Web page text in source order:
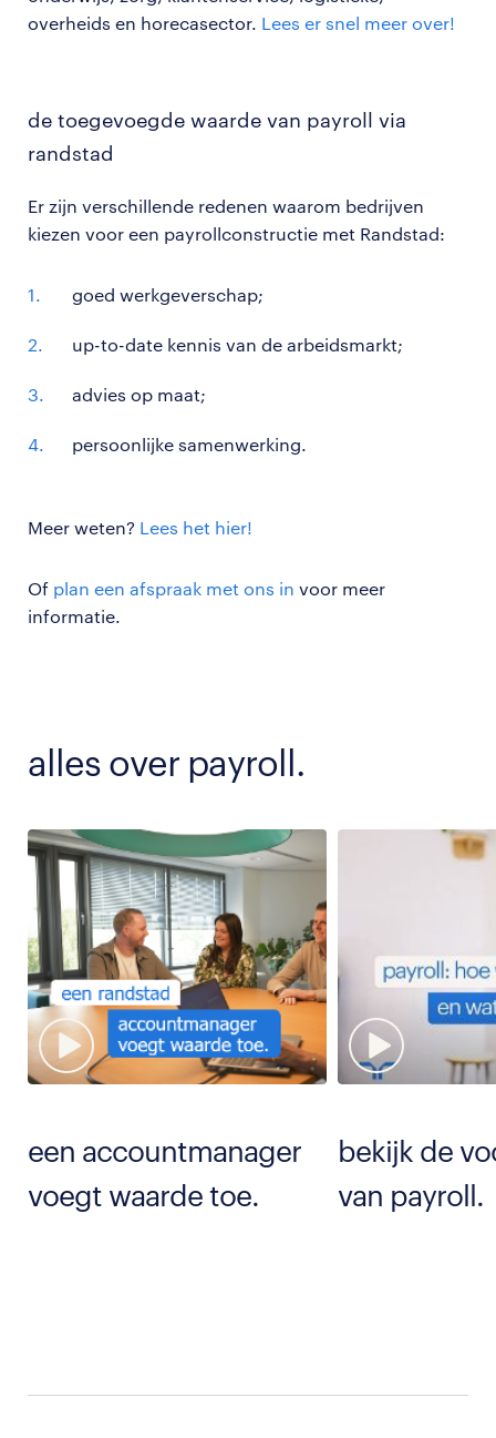
overheids en horecasector. Lees er snel meer over!
de toegevoegde waarde van payroll via
randstad
Er zijn verschillende redenen waarom bedrijven
kiezen voor een payrollconstructie met Randstad:
goed werkgeverschap;
up-to-date kennis van de arbeidsmarkt;
advies op maat;
persoonlijke samenwerking.
Meer weten? Lees het hier!
Of plan een afspraak met ons in voor meer
informatie.
alles over payroll.
een accountmanager
voegt waarde toe.
bekijk de
van payroll.